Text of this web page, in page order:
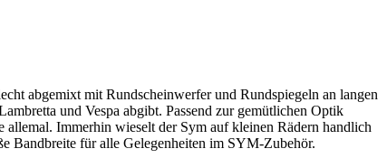
abgemixt mit Rundscheinwerfer und Rundspiegeln an langen
und Vespa abgibt. Passend zur gemütlichen Optik
Immerhin wieselt der Sym auf kleinen Rädern handlich
Bandbreite für alle Gelegenheiten im SYM-Zubehör.